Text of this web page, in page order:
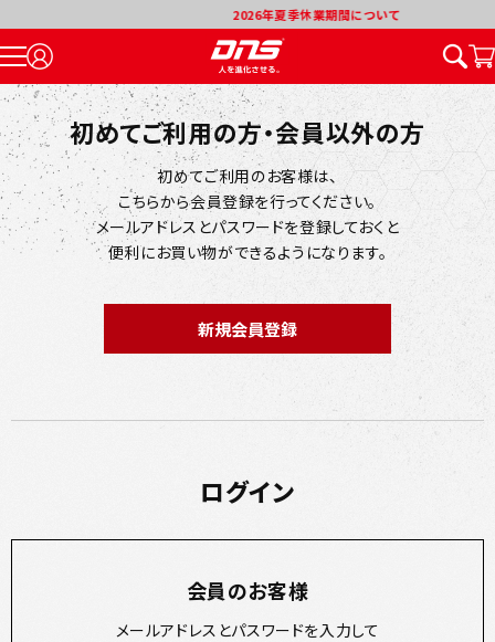
2026年夏季休業期間について
初めてご利用の方・会員以外の方
初めてご利用のお客様は、
こちらから会員登録を行ってください。
メールアドレスとパスワードを登録しておくと
便利にお買い物ができるようになります。
ログイン
会員のお客様
メールアドレスとパスワードを入力して